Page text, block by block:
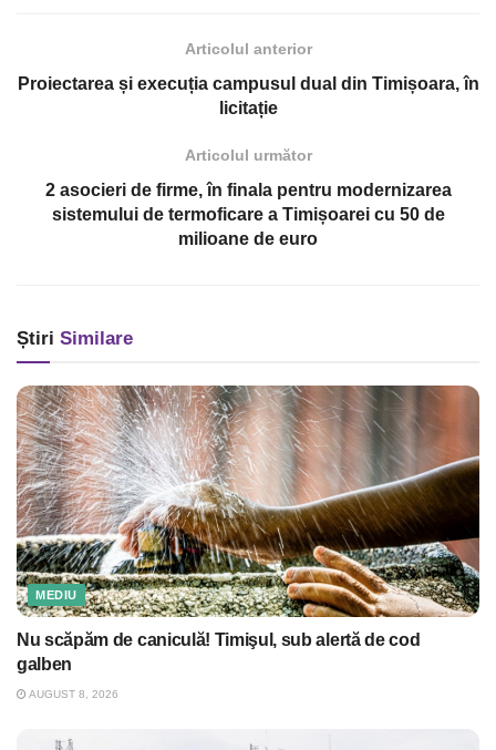
Articolul anterior
Proiectarea și execuția campusul dual din Timișoara, în
licitație
Articolul următor
2 asocieri de firme, în finala pentru modernizarea
sistemului de termoficare a Timișoarei cu 50 de
milioane de euro
Știri Similare
MEDIU
Nu scăpăm de caniculă! Timişul, sub alertă de cod
galben
AUGUST 8, 2026